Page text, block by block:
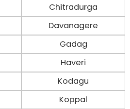
Chitradurga
Davanagere
Gadag
Haveri
Kodagu
Koppal